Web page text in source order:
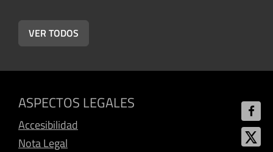
VER TODOS
ASPECTOS LEGALES
Accesibilidad
Nota Legal